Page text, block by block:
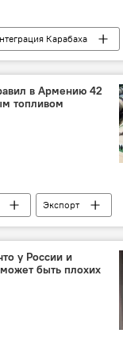
Карабаха
МИД РФ Михаил
в Армению 42
топливом
Экспорт
у России и
быть плохих